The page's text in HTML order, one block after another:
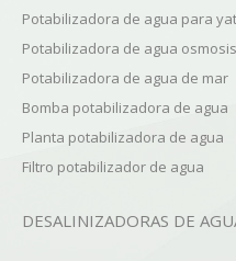
Potabilizadora de agua para
Potabilizadora de agua
Potabilizadora de agua de mar
Bomba potabilizadora de agua
Planta potabilizadora de agua
Filtro potabilizador de agua
DESALINIZADORAS DE